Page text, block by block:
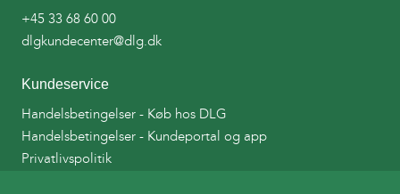
+45 33 68 60 00
dlgkundecenter@dlg.dk
Kundeservice
Handelsbetingelser - Køb hos DLG
Handelsbetingelser - Kundeportal og app
Privatlivspolitik